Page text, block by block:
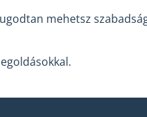
mehetsz